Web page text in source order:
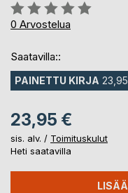
Arvostelu::
0%
0 Arvostelua
Saatavilla::
PAINETTU KIRJA
23,95 €
sis. alv. / Toimituskulut
Heti saatavilla